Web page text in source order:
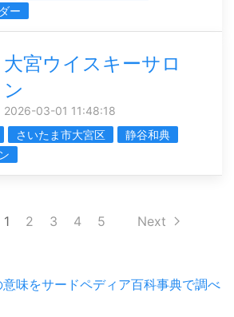
ー
大宮ウイスキーサロ
ン
2026-03-01 11:48:18
さいたま市大宮区
静谷和典
1 2 3 4 5 Next
味をサードペディア百科事典で調べ